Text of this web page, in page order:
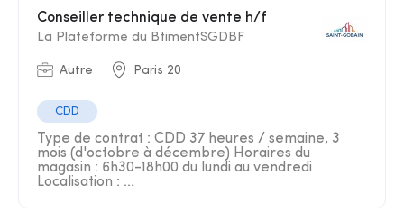
Conseiller technique de vente h/f
La Plateforme du BtimentSGDBF
Autre Paris 20
CDD
Type de contrat : CDD 37 heures / semaine, 3
mois (d'octobre à décembre) Horaires du
magasin : 6h30-18h00 du lundi au vendredi
Localisation : ...